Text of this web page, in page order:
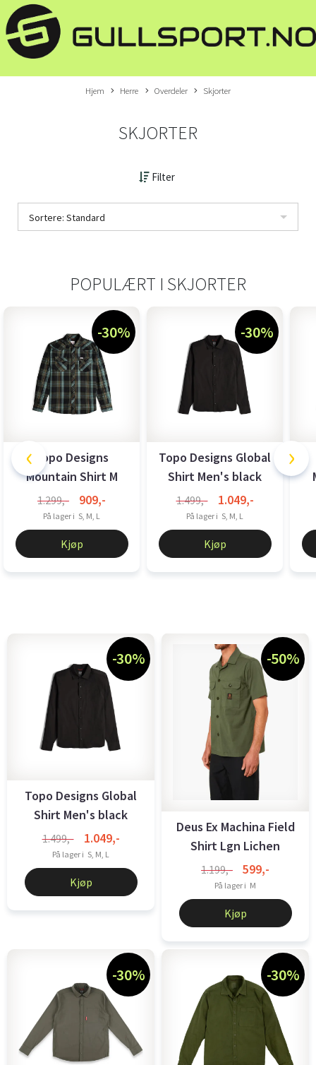
Hjem Herre Overdeler Skjorter
SKJORTER
Filter
Sortere: Standard
POPULÆRT I SKJORTER
-30%
Topo Designs
Mountain Shirt M
Plaid olive multi
1.299,- 909,-
På lager i S, M, L
Kjøp
-30%
Topo Designs Global
Shirt Men's black
1.499,- 1.049,-
På lager i S, M, L
Kjøp
‹ ›
-30%
Topo Designs Global
Shirt Men's black
1.499,- 1.049,-
På lager i S, M, L
Kjøp
-50%
Deus Ex Machina Field
Shirt Lgn Lichen
Green
1.199,- 599,-
På lager i M
Kjøp
-30% -30%